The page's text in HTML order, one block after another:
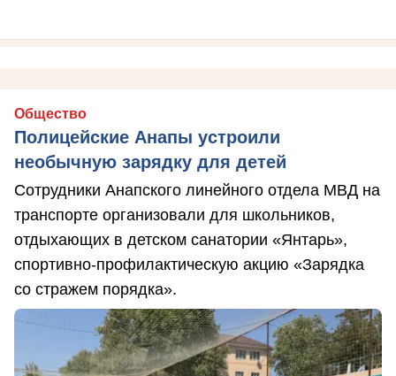
Общество
Полицейские Анапы устроили
необычную зарядку для детей
Сотрудники Анапского линейного отдела МВД на
транспорте организовали для школьников,
отдыхающих в детском санатории «Янтарь»,
спортивно-профилактическую акцию «Зарядка
со стражем порядка».